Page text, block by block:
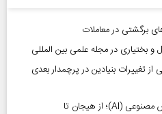
برگشتی در معاملات
بختیاری در مجله علمی بین المللی
از تغییرات بنیادین در پرچمدار بعدی
رشد خیره‌کننده بازار توکن‌های هوش مصنوعی (AI)؛ از هیجان تا